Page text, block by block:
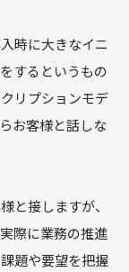
時に大きなイニ
するというもの
リプションモデ
お客様と話しな
と接しますが、
際に業務の推進
題や要望を把握